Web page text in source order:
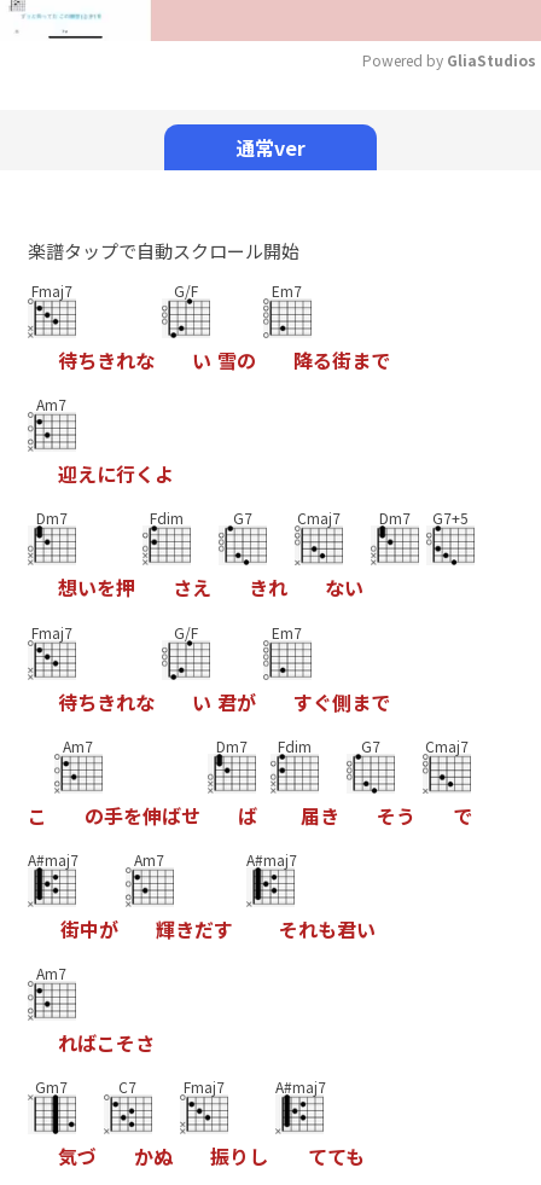
Powered by GliaStudios
通常ver
楽譜タップで自動スクロール開始
Fmaj7
待ちきれな
G/F
い 雪の
Em7
降る街まで
Am7
迎えに行く よ
Dm7
想いを押
Fdim
さえ
G7
きれ
Cmaj7
ない
Dm7 G7+5
Fmaj7
待ちきれな
G/F
い 君が
Em7
すぐ側まで
こ
Am7
の手を伸ばせ
Dm7
ば
Fdim
届き
G7
そう
Cmaj7
で
A#maj7
街中が
Am7
輝きだす
A#maj7
それも君い
Am7
ればこそさ
Gm7
気づ
C7
かぬ
Fmaj7
振り し
A#maj7
てても